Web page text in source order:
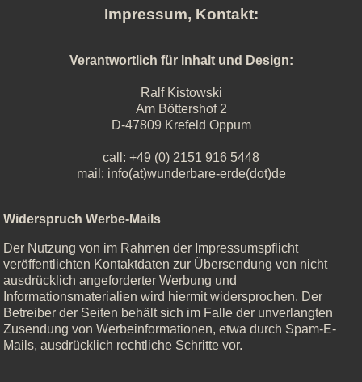
Impressum, Kontakt:
Verantwortlich für Inhalt und Design:
Ralf Kistowski
Am Böttershof 2
D-47809 Krefeld Oppum
call: +49 (0) 2151 916 5448
mail: info(at)wunderbare-erde(dot)de
Widerspruch Werbe-Mails
Der Nutzung von im Rahmen der Impressumspflicht
veröffentlichten Kontaktdaten zur Übersendung von nicht
ausdrücklich angeforderter Werbung und
Informationsmaterialien wird hiermit widersprochen. Der
Betreiber der Seiten behält sich im Falle der unverlangten
Zusendung von Werbeinformationen, etwa durch Spam-E-
Mails, ausdrücklich rechtliche Schritte vor.